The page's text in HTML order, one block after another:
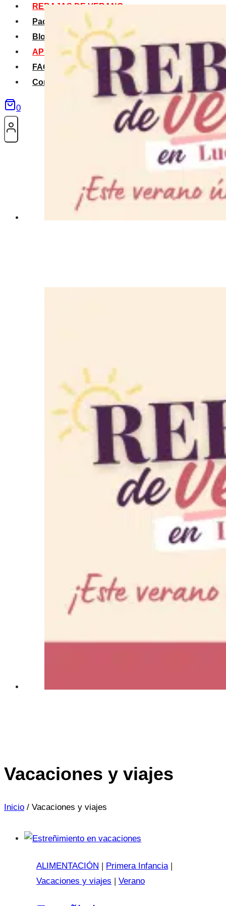
REBAJAS DE VERANO
Packs Verano
Blog
APP La Tribu
FAQS
Contacto
0
Vacaciones y viajes
Inicio / Vacaciones y viajes
ALIMENTACIÓN Primera Infancia|
Vacaciones y viajes
Verano